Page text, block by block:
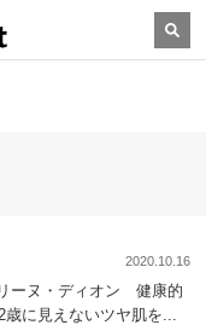
2020.10.16
ーヌ・ディオン 健康的
に見えないツヤ肌を...